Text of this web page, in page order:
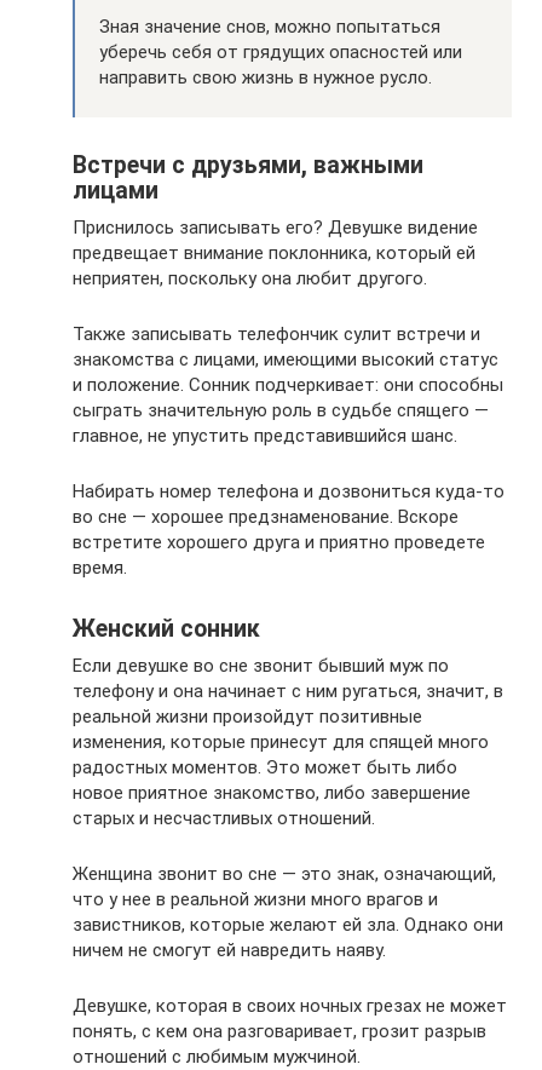
Зная значение снов, можно попытаться
уберечь себя от грядущих опасностей или
направить свою жизнь в нужное русло.
Встречи с друзьями, важными
лицами
Приснилось записывать его? Девушке видение
предвещает внимание поклонника, который ей
неприятен, поскольку она любит другого.
Также записывать телефончик сулит встречи и
знакомства с лицами, имеющими высокий статус
и положение. Сонник подчеркивает: они способны
сыграть значительную роль в судьбе спящего —
главное, не упустить представившийся шанс.
Набирать номер телефона и дозвониться куда-то
во сне — хорошее предзнаменование. Вскоре
встретите хорошего друга и приятно проведете
время.
Женский сонник
Если девушке во сне звонит бывший муж по
телефону и она начинает с ним ругаться, значит, в
реальной жизни произойдут позитивные
изменения, которые принесут для спящей много
радостных моментов. Это может быть либо
новое приятное знакомство, либо завершение
старых и несчастливых отношений.
Женщина звонит во сне — это знак, означающий,
что у нее в реальной жизни много врагов и
завистников, которые желают ей зла. Однако они
ничем не смогут ей навредить наяву.
Девушке, которая в своих ночных грезах не может
понять, с кем она разговаривает, грозит разрыв
отношений с любимым мужчиной.